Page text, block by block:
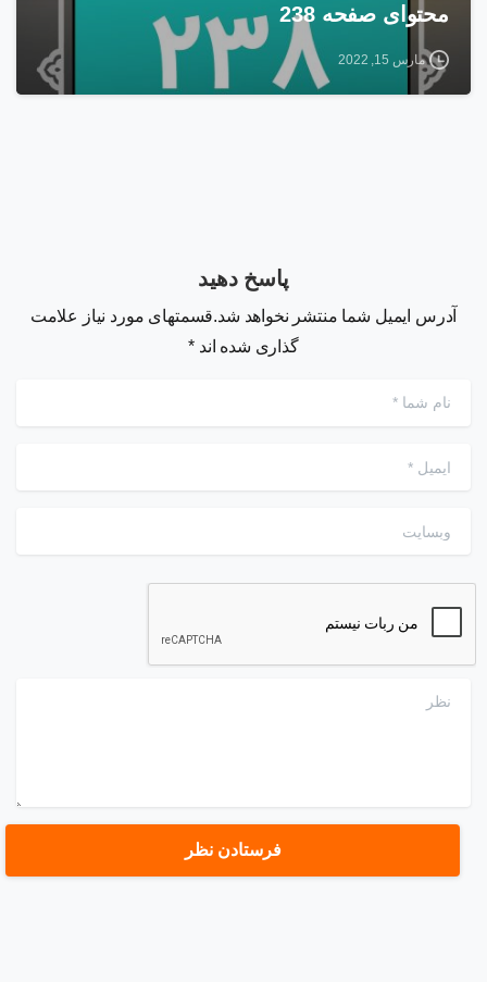
محتوای صفحه 238
مارس 15, 2022
پاسخ دهید
آدرس ایمیل شما منتشر نخواهد شد.قسمتهای مورد نیاز علامت
گذاری شده اند *
نام شما
ایمیل
وبسایت